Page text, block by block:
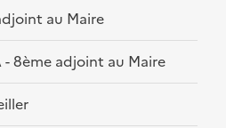
au Maire
8ème adjoint au Maire